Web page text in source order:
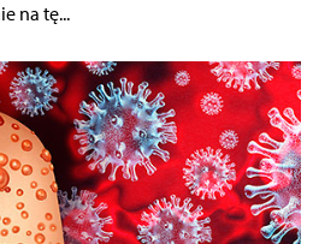
na tę...